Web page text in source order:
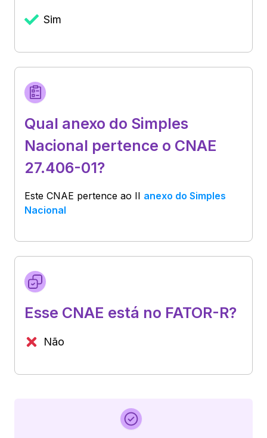
Sim
Qual anexo do Simples
Nacional pertence o CNAE
27.406-01?
Este CNAE pertence ao II anexo do Simples
Nacional
Esse CNAE está no FATOR-R?
Não